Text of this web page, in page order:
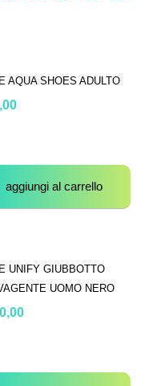
AQUA SHOES ADULTO
aggiungi al carrello
UNIFY GIUBBOTTO
UOMO NERO